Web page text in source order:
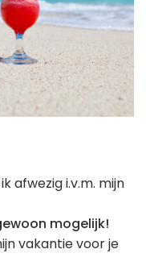
afwezig i.v.m. mijn
mogelijk!
vakantie voor je